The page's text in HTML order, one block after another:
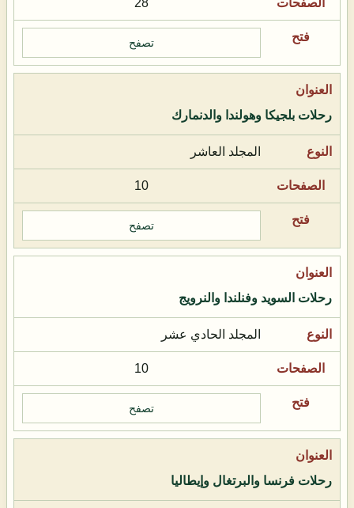
تصفح
رحلات بلجيكا وهولندا والدنمارك
المجلد العاشر
10
تصفح
رحلات السويد وفنلندا والنرويج
المجلد الحادي عشر
10
تصفح
رحلات فرنسا والبرتغال وإيطاليا